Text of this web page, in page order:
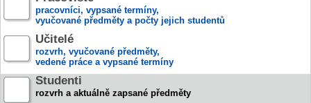
pracovníci, vypsané termíny,
vyučované předměty a počty jejich studentů
Učitelé
rozvrh, vyučované předměty,
vedené práce a vypsané termíny
Studenti
rozvrh a aktuálně zapsané předměty